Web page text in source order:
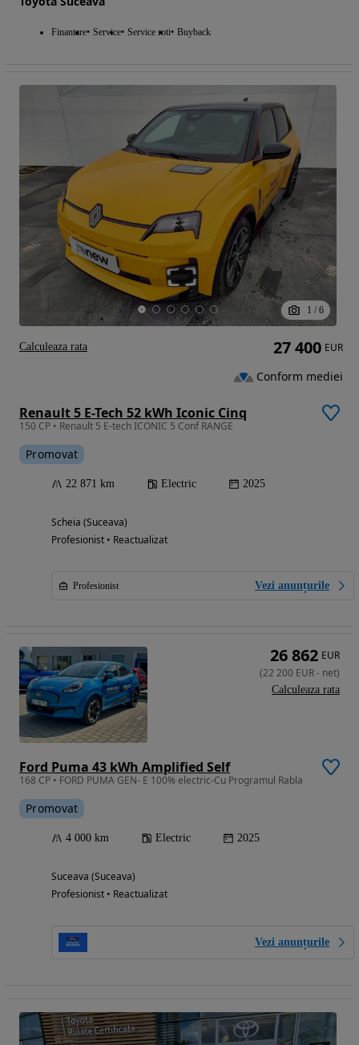
Finantare Service Service roti Buyback
1 / 6
Renault 5 E-Tech 52 kWh Iconic Cinq
150 CP • Renault 5 E-tech ICONIC 5 Conf RANGE
Promovat
22 871 km Electric 2025
Scheia (Suceava)
Profesionist • Reactualizat
Profesionist Vezi anunțurile
27 400 EUR
Conform mediei
Calculeaza rata
Ford Puma 43 kWh Amplified Self
168 CP • FORD PUMA GEN- E 100% electric-Cu Programul Rabla
Promovat
4 000 km Electric 2025
Suceava (Suceava)
Profesionist • Reactualizat
Vezi anunțurile
26 862 EUR
(22 200 EUR- net)
Calculeaza rata